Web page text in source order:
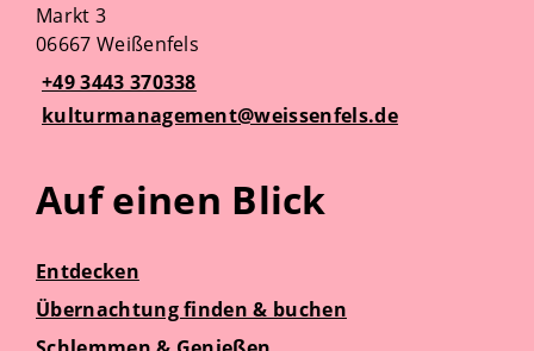
Markt 3
06667 Weißenfels
+49 3443 370338
kulturmanagement@weissenfels.de
Auf einen Blick
Entdecken
Übernachtung finden & buchen